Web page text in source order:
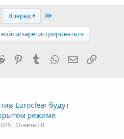
Вперед Последняя
зарегистрироваться
Reddit PinterestTumblr WhatsApp Ссылка
Euroclear будут
режиме
Ответы: 0